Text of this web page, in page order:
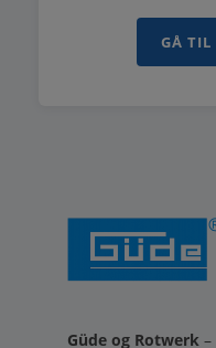
GÅ TIL
Güde og Rotwerk